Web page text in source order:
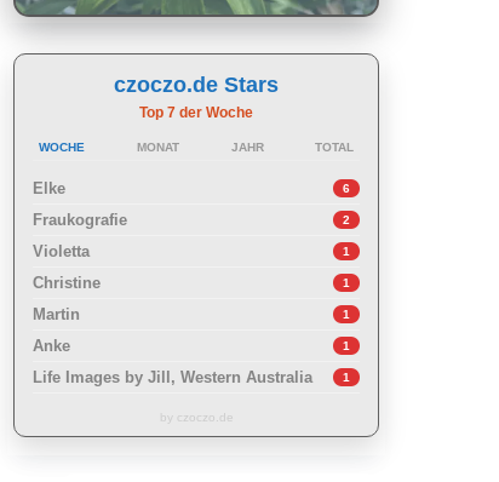
czoczo.de Stars
Top 7 der Woche
WOCHE MONAT JAHR TOTAL
Elke 6
Fraukografie 2
Violetta 1
Christine 1
Martin 1
Anke 1
Life Images by Jill, Western Australia 1
by czoczo.de